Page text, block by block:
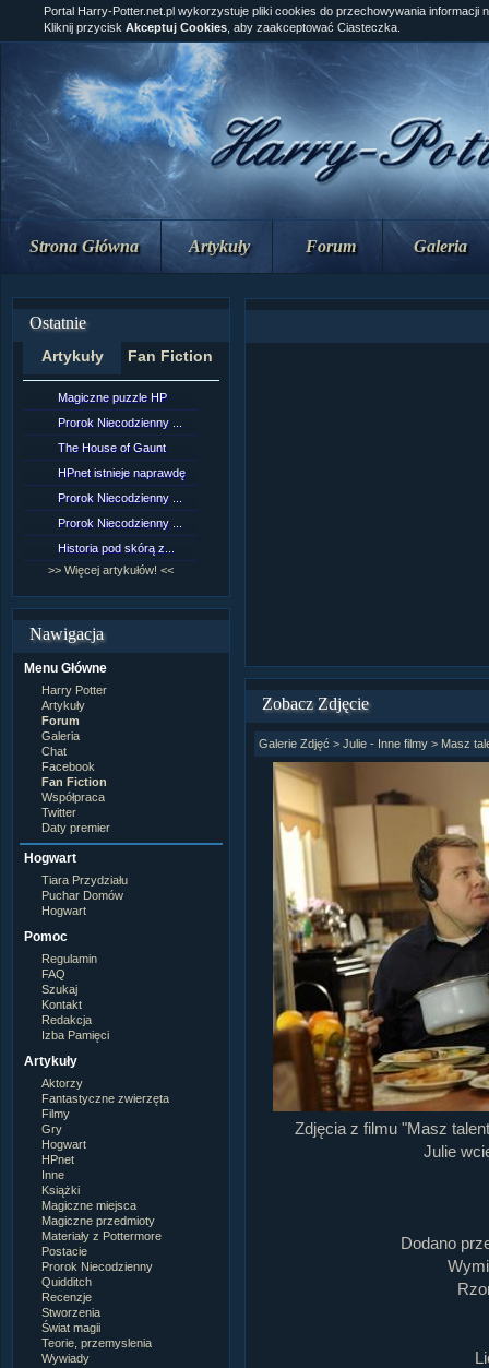
Strona Główna Artykuły Forum Galeria
Ostatnie
Artykuły Fan Fiction
Magiczne puzzle HP
Prorok Niecodzienny ...
The House of Gaunt
HPnet istnieje naprawdę
Prorok Niecodzienny ...
Prorok Niecodzienny ...
Historia pod skórą z...
>> Więcej artykułów! <<
Nawigacja
Menu Główne
Harry Potter
Artykuły
Forum
Galeria
Chat
Facebook
Fan Fiction
Współpraca
Twitter
Daty premier
Hogwart
Tiara Przydziału
Puchar Domów
Hogwart
Pomoc
Regulamin
FAQ
Szukaj
Kontakt
Redakcja
Izba Pamięci
Artykuły
Aktorzy
Fantastyczne zwierzęta
Filmy
Gry
Hogwart
HPnet
Inne
Książki
Magiczne miejsca
Magiczne przedmioty
Materiały z Pottermore
Postacie
Prorok Niecodzienny
Quidditch
Recenzje
Stworzenia
Świat magii
Teorie, przemyslenia
Wywiady
Portal Harry-Potter.net.pl wykorzystuje pliki cookies do przechowywania informacji
Kliknij przycisk Akceptuj Cookies , aby zaakceptować Ciasteczka.
Zobacz Zdjęcie
Galerie Zdjęć > Julie - Inne filmy> Masz
Zdjęcia z filmu "Masz
Julie
Dodano